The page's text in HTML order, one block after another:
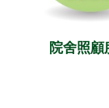
院舍照顧